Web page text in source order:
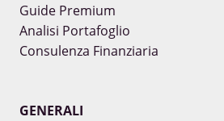
Guide Premium
Analisi Portafoglio
Consulenza Finanziaria
GENERALI